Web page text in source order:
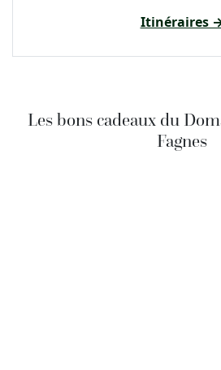
Itinéraires
Les bons cadeaux du
Fagnes